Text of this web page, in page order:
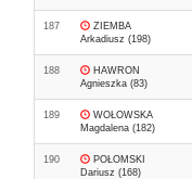
187
ZIEMBA
Arkadiusz (198)
188
HAWRON
Agnieszka (83)
189
WOŁOWSKA
Magdalena (182)
190
POŁOMSKI
Dariusz (168)